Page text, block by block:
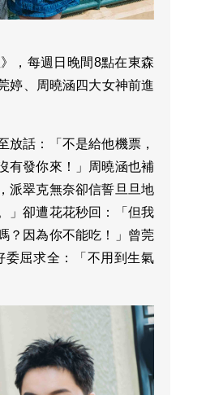
，每週日晚間8點在東森
婷、周曉涵四大女神前進
放話：「不是給他機票，
有發你來！」周曉涵也補
派翠克無奈卻信誓旦旦地
」卻遭花花秒回：「但我
？因為你不能吃！」曾莞
委屈求全：「不用到生氣